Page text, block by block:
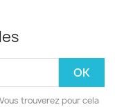
trouverez pour cela